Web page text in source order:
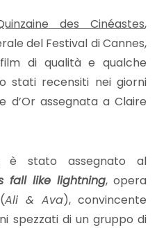
des Cinéastes,
del Festival di Cannes,
di qualità e qualche
stati recensiti nei giorni
d’Or assegnata a Claire
è stato assegnato al
fall like lightning, opera
(Ali & Ava), convincente
spezzati di un gruppo di